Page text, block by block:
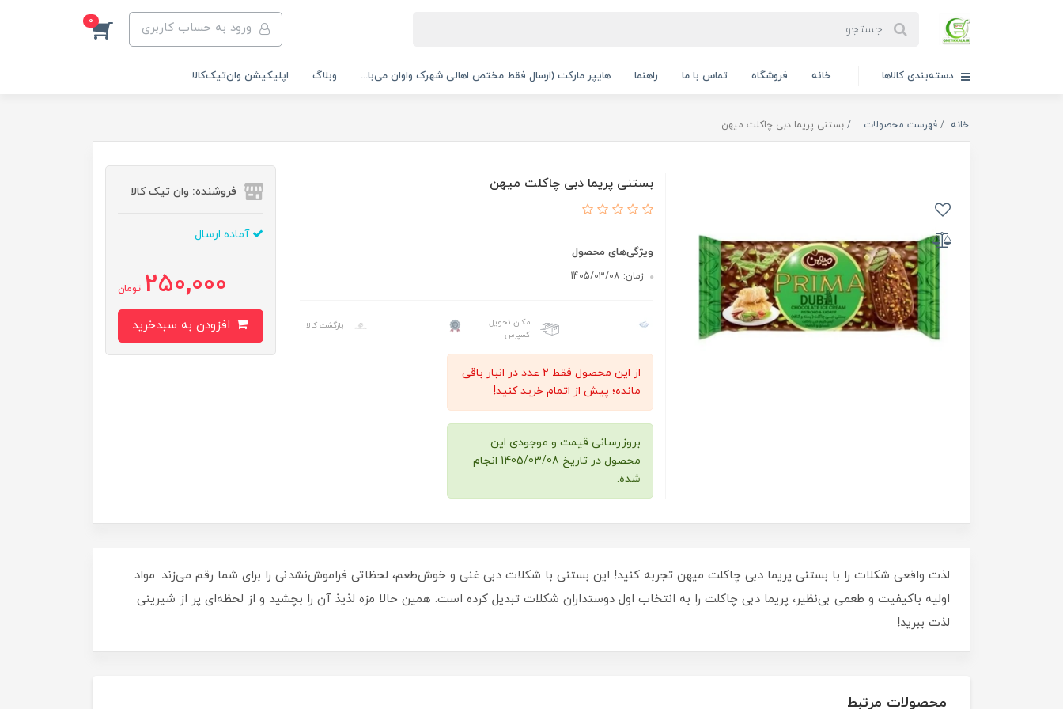
ورود به حساب کاربری 0
دسته‌بندی کالاها خانه فروشگاه تماس با ما راهنما هایپر مارکت (ارسال فقط مختص اهالی شهرک واوان می‌با... وبلاگ اپلیکیشن وان‌تیک‌کالا‌
خانه فهرست محصولات بستنی پریما دبی چاکلت میهن
بستنی پریما دبی چاکلت میهن
ویژگی‌های محصول
زمان: 1405/03/08
امکان تحویل
اکسپرس
بازگشت کالا
از این محصول فقط 2 عدد در انبار باقی
مانده؛ پیش از اتمام خرید کنید!
بروزرسانی قیمت و موجودی این
محصول در تاریخ 1405/03/08 انجام
شده.
فروشنده: وان تیک کالا
آماده ارسال
250,000 تومان
لذت واقعی شکلات را با بستنی پریما دبی چاکلت میهن تجربه کنید! این بستنی با شکلات دبی غنی و خوش‌طعم، لحظاتی فراموش‌نشدنی را برای شما رقم می‌زند. مواد
اولیه باکیفیت و طعمی بی‌نظیر، پریما دبی چاکلت را به انتخاب اول دوستداران شکلات تبدیل کرده است. همین حالا مزه لذیذ آن را بچشید و از لحظه‌ای پر از شیرینی
لذت ببرید!
محصولات مرتبط